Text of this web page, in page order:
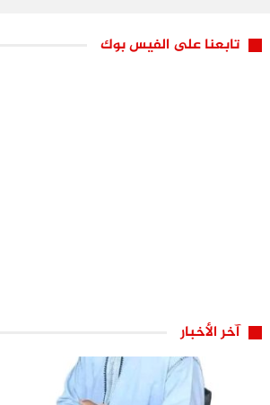
تابعنا على الفيس بوك
آخر الأخبار